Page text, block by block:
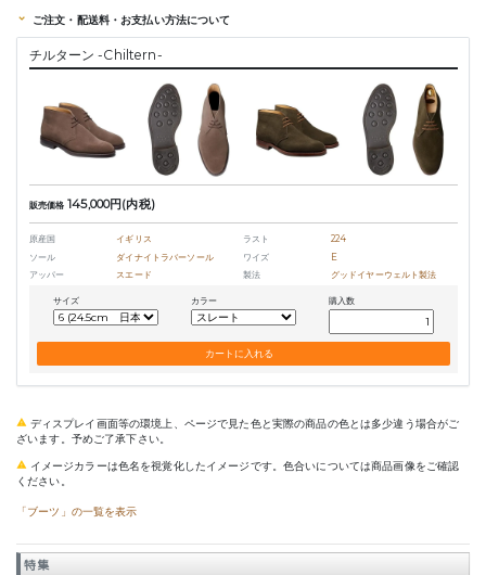
ご注文・配送料・お支払い方法について
チルターン -Chiltern-
販売価格 145,000円(内税)
原産国 イギリス ラスト
224
ソール
ダイナイトラバーソール ワイズ
E
アッパー
スエード 製法 グッドイヤーウェルト製法
サイズ カラー 購入数
ディスプレイ画面等の環境上、ページで見た色と実際の商品の色とは多少違う場合がご
ざいます。予めご了承下さい。
イメージカラーは色名を視覚化したイメージです。色合いについては商品画像をご確認
ください。
「ブーツ」の一覧を表示
特集